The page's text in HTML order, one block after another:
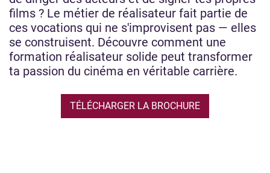
films ? Le métier de réalisateur fait partie de
ces vocations qui ne s'improvisent pas — elles
se construisent. Découvre comment une
formation réalisateur solide peut transformer
ta passion du cinéma en véritable carrière.
TÉLÉCHARGER LA BROCHURE